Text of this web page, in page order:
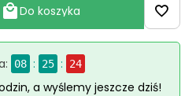
Do koszyka
08 : 25 : 24
a wyślemy jeszcze dziś!